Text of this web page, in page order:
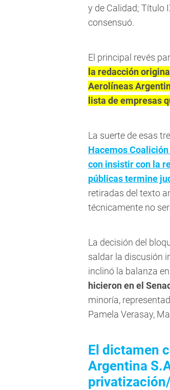
y de Calidad; Título
consensuó.
El principal revés
la redacción
Aerolíneas
lista de empresas
La suerte de esas
Hacemos
con insistir con la
públicas termine
retiradas del texto
técnicamente no
La decisión del
saldar la discusión
inclinó la balanza
hicieron en el
minoría,
Pamela Verasay,
El dictamen
Argentina